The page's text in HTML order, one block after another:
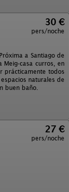
30 €
pers/noche
a Santiago de
casa curros, en
prácticamente todos
naturales de
buen baño.
27 €
pers/noche